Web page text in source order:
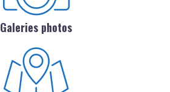
Galeries photos